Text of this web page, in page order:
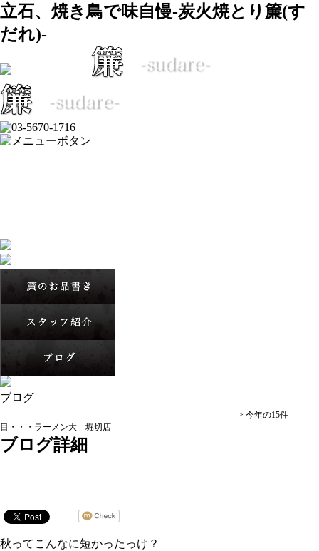
立石、焼き鳥で味自慢-炭火焼とり簾(す
だれ)-
ブログ
> 今年の15件
目・・・ラーメン大 堀切店
ブログ詳細
秋ってこんなに短かったっけ？